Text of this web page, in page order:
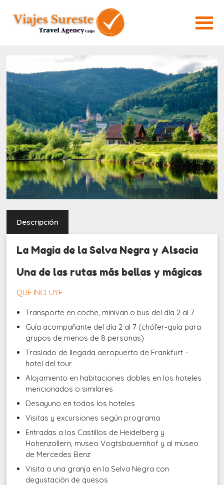
Descripción
La Magia de la Selva Negra y Alsacia
Una de las rutas más bellas y mágicas
QUÉ INCLUYE
Transporte en coche, minivan o bus del día 2 al 7
Guía acompañante del día 2 al 7 (chófer-guía para
grupos de menos de 8 personas)
Traslado de llegada aeropuerto de Frankfurt –
hotel del tour
Alojamiento en habitaciones dobles en los hoteles
mencionados o similares
Desayuno en todos los hoteles
Visitas y excursiones según programa
Entradas a los Castillos de Heidelberg y
Hohenzollern, museo Vogtsbauernhof y al museo
de Mercedes Benz
Visita a una granja en la Selva Negra con
degustación de quesos